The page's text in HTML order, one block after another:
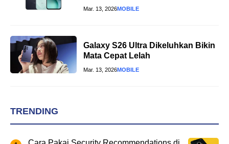
Mar. 13, 2026MOBILE
Galaxy S26 Ultra Dikeluhkan Bikin
Mata Cepat Lelah
Mar. 13, 2026MOBILE
TRENDING